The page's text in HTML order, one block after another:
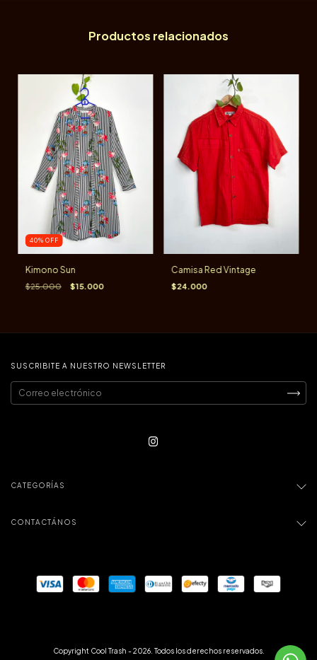
Productos relacionados
40% OFF
Kimono Sun
$25.000 $15.000
Camisa Red Vintage
$24.000
SUSCRIBITE A NUESTRO NEWSLETTER
CATEGORÍAS
CONTACTÁNOS
Copyright Cool Trash - 2026. Todos los derechos reservados.